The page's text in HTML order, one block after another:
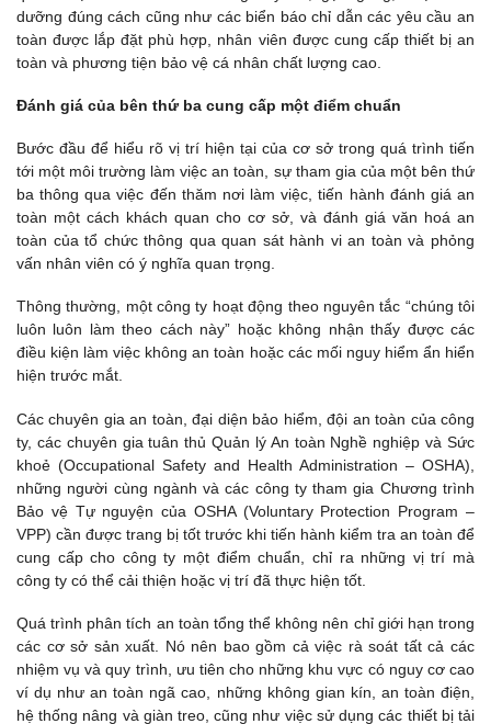
dưỡng đúng cách cũng như các biển báo chỉ dẫn các yêu cầu an
toàn được lắp đặt phù hợp, nhân viên được cung cấp thiết bị an
toàn và phương tiện bảo vệ cá nhân chất lượng cao.
Đánh giá của bên thứ ba cung cấp một điểm chuẩn
Bước đầu để hiểu rõ vị trí hiện tại của cơ sở trong quá trình tiến
tới một môi trường làm việc an toàn, sự tham gia của một bên thứ
ba thông qua việc đến thăm nơi làm việc, tiến hành đánh giá an
toàn một cách khách quan cho cơ sở, và đánh giá văn hoá an
toàn của tổ chức thông qua quan sát hành vi an toàn và phỏng
vấn nhân viên có ý nghĩa quan trọng.
Thông thường, một công ty hoạt động theo nguyên tắc “chúng tôi
luôn luôn làm theo cách này” hoặc không nhận thấy được các
điều kiện làm việc không an toàn hoặc các mối nguy hiểm ẩn hiển
hiện trước mắt.
Các chuyên gia an toàn, đại diện bảo hiểm, đội an toàn của công
ty, các chuyên gia tuân thủ Quản lý An toàn Nghề nghiệp và Sức
khoẻ (Occupational Safety and Health Administration – OSHA),
những người cùng ngành và các công ty tham gia Chương trình
Bảo vệ Tự nguyện của OSHA (Voluntary Protection Program –
VPP) cần được trang bị tốt trước khi tiến hành kiểm tra an toàn để
cung cấp cho công ty một điểm chuẩn, chỉ ra những vị trí mà
công ty có thể cải thiện hoặc vị trí đã thực hiện tốt.
Quá trình phân tích an toàn tổng thể không nên chỉ giới hạn trong
các cơ sở sản xuất. Nó nên bao gồm cả việc rà soát tất cả các
nhiệm vụ và quy trình, ưu tiên cho những khu vực có nguy cơ cao
ví dụ như an toàn ngã cao, những không gian kín, an toàn điện,
hệ thống nâng và giàn treo, cũng như việc sử dụng các thiết bị tải